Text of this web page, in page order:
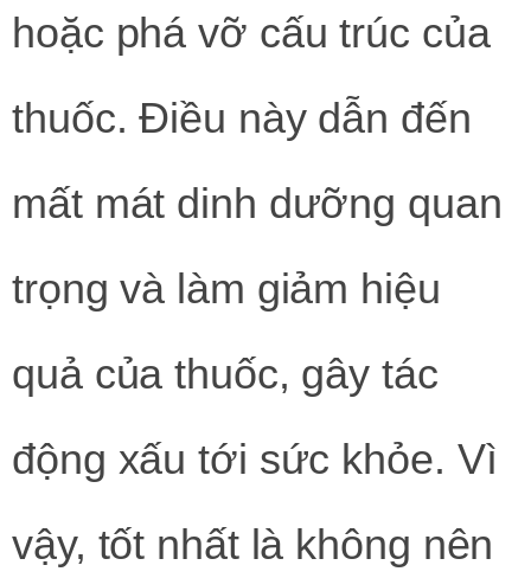
hoặc phá vỡ cấu trúc của
thuốc. Điều này dẫn đến
mất mát dinh dưỡng quan
trọng và làm giảm hiệu
quả của thuốc, gây tác
động xấu tới sức khỏe. Vì
vậy, tốt nhất là không nên